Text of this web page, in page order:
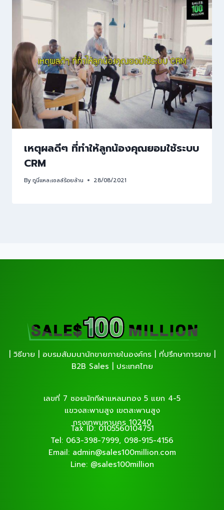
เหตุผลดีๆ ที่ทำให้ลูกน้องคุณยอมใช้ระบบ
CRM
Byกูนี่แหละเซลล์ร้อยล้าน 28/08/2021
| วิธีขาย | อบรมสัมมนานักขายภายในองค์กร | ที่ปรึกษาการขาย |
B2B Sales | ประเทศไทย
เลขที่ 7 ซอยนักกีฬาแหลมทอง 5 แยก 4-5
แขวงสะพานสูง เขตสะพานสูง
กรุงเทพมหานคร 10240
Tax ID: 0105560104751
Tel: 063-398-7999, 098-915-4156
Email: admin@sales100million.com
Line: @sales100million